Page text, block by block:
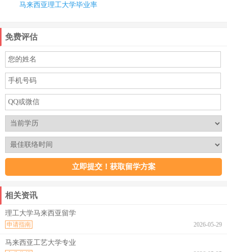
马来西亚理工大学毕业率
免费评估
相关资讯
理工大学马来西亚留学
2026-05-29
申请指南
马来西亚工艺大学专业